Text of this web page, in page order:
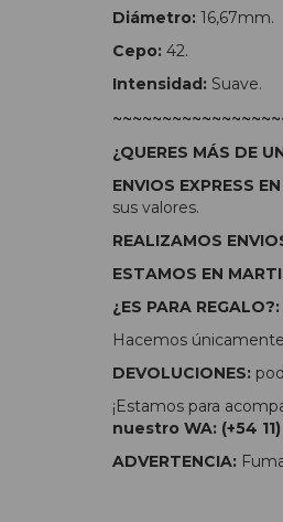
Diámetro: 16,67mm.
Cepo: 42.
Intensidad: Suave.
¿QUERES MÁS DE
ENVIOS EXPRESS
sus valores.
REALIZAMOS
ESTAMOS EN
¿ES PARA REGALO?:
Hacemos únicamente
DEVOLUCIONES:
¡Estamos para
nuestro WA: (+54
ADVERTENCIA: